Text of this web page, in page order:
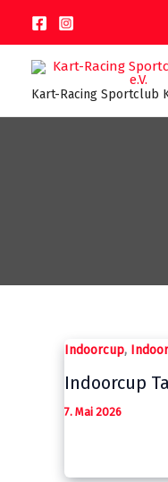
Inhalt
Kart-Racing Sportclub
Indoorcup,
Indoorcup
7. Mai 2026